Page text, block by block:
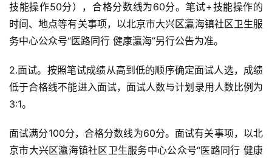
技能操作50分），合格分数线为60分。笔试+技能操作的
时间、地点等有关事项，以北京市大兴区瀛海镇社区卫生服
务中心公众号“医路同行 健康瀛海”另行公告为准。
2.面试。按照笔试成绩从高到低的顺序确定面试人选，成绩
低于合格线不能进入面试，面试人数与计划录用人数比例为
3:1。
面试满分100分，合格分数线为60分。面试有关事项，以北
京市大兴区瀛海镇社区卫生服务中心公众号“医路同行 健康